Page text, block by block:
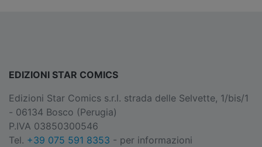
EDIZIONI STAR COMICS
Edizioni Star Comics s.r.l. strada delle Selvette, 1/bis/1
- 06134 Bosco (Perugia)
P.IVA 03850300546
Tel. +39 075 591 8353 - per informazioni